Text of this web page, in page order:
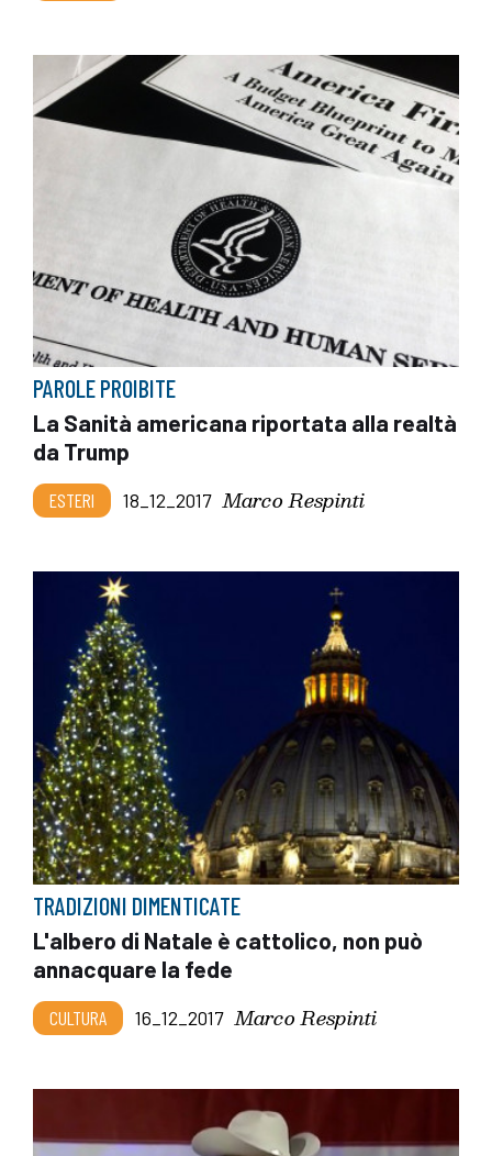
PAROLE PROIBITE
La Sanità americana riportata alla realtà
da Trump
ESTERI 18_12_2017 Marco Respinti
TRADIZIONI DIMENTICATE
L'albero di Natale è cattolico, non può
annacquare la fede
CULTURA 16_12_2017 Marco Respinti